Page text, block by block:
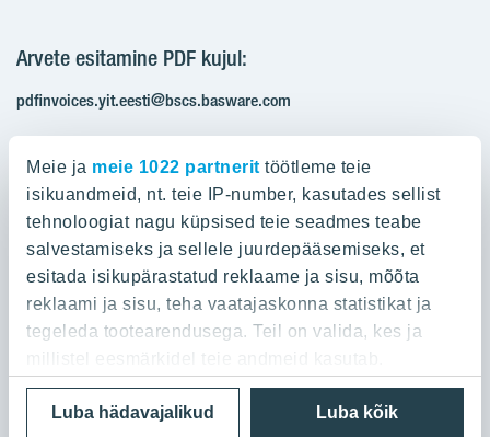
Meie ja meie 1022 partnerit töötleme teie
isikuandmeid, nt. teie IP-number, kasutades sellist
tehnoloogiat nagu küpsised teie seadmes teabe
salvestamiseks ja sellele juurdepääsemiseks, et
esitada isikupärastatud reklaame ja sisu, mõõta
reklaami ja sisu, teha vaatajaskonna statistikat ja
tegeleda tootearendusega. Teil on valida, kes ja
Kui te lubate, sooviksime ka:
Luba kõik
Luba hädavajalikud
Arvete esitamine PDF kujul:
pdfinvoices.yit.eesti@bscs.basware.com
KMKR: EE100210897
Ettevõttest
Ettevõttest
Referentsid
YIT Group
YIT Finland
YIT Latvia
Privaatsuspoliitika
Cookie settings